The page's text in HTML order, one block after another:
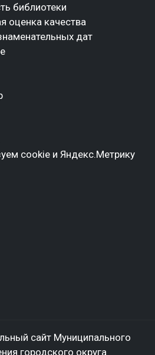
библиотеки
оценка качества
дат
cookie и Яндекс.Метрику
сайт Муниципального
городского округа